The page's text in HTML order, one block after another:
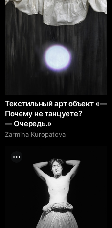
Текстильный арт объект «—
Почему не танцуете?
— Очередь.»
Zarmina Kuropatova